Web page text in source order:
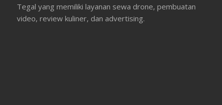
Tegal yang memiliki layanan sewa drone, pembuatan
video, review kuliner, dan advertising.